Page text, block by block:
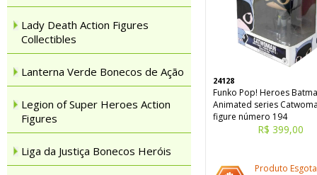
Lady Death Action Figures
Collectibles
Lanterna Verde Bonecos de Ação
Legion of Super Heroes Action
Figures
Liga da Justiça Bonecos Heróis
24128
Funko Pop! Heroes
Animated series
figure número 194
R$ 399,00
Produto